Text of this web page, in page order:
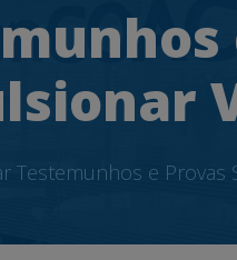
Testemunhos e Provas